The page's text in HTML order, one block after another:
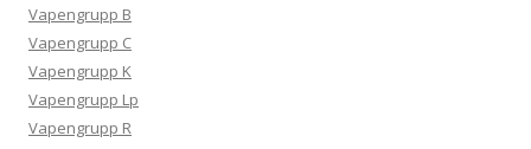
Vapengrupp B
Vapengrupp C
Vapengrupp K
Vapengrupp Lp
Vapengrupp R